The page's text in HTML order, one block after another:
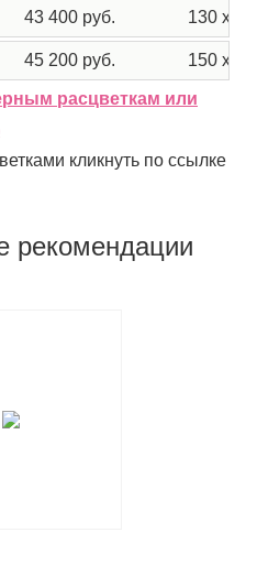
43 400 руб. 130 х
45 200 руб. 150 х
расцветкам или
кликнуть по ссылке
рекомендации